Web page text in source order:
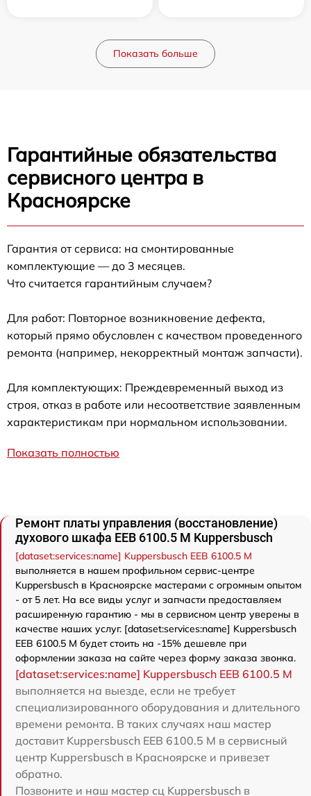
Показать больше
Гарантийные обязательства
сервисного центра в
Красноярске
Гарантия от сервиса: на смонтированные
комплектующие — до 3 месяцев.
Что считается гарантийным случаем?
Для работ: Повторное возникновение дефекта,
который прямо обусловлен с качеством проведенного
ремонта (например, некорректный монтаж запчасти).
Для комплектующих: Преждевременный выход из
строя, отказ в работе или несоответствие заявленным
характеристикам при нормальном использовании.
Показать полностью
Ремонт платы управления (восстановление)
духового шкафа EEB 6100.5 M Kuppersbusch
[dataset:services:name] Kuppersbusch EEB 6100.5 M
выполняется в нашем профильном сервис-центре
Kuppersbusch в Красноярске мастерами с огромным опытом
- от 5 лет. На все виды услуг и запчасти предоставляем
расширенную гарантию - мы в сервисном центр уверены в
качестве наших услуг. [dataset:services:name] Kuppersbusch
EEB 6100.5 M будет стоить на -15% дешевле при
оформлении заказа на сайте через форму заказа звонка.
[dataset:services:name] Kuppersbusch EEB 6100.5 M
выполняется на выезде, если не требует
специализированного оборудования и длительного
времени ремонта. В таких случаях наш мастер
доставит Kuppersbusch EEB 6100.5 M в сервисный
центр Kuppersbusch в Красноярске и привезет
обратно.
Позвоните и наш мастер сц Kuppersbusch в